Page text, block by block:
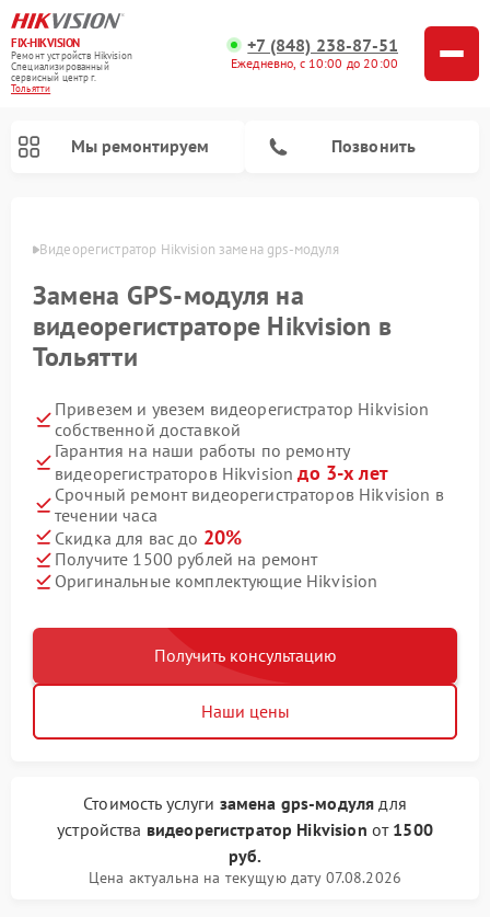
FIX-HIKVISION
Ремонт устройств Hikvision
Специализированный
cервисный центр г.
Тольятти
+7 (848) 238-87-51
Ежедневно, с 10:00 до 20:00
Мы ремонтируем Позвонить
Видеорегистратор Hikvision замена gps-модуля
Замена GPS-модуля на
видеорегистраторе Hikvision в
Тольятти
Привезем и увезем видеорегистратор Hikvision
собственной доставкой
Гарантия на наши работы по ремонту
видеорегистраторов Hikvisionдо 3-х лет
Срочный ремонт видеорегистраторов Hikvision в
течении часа
Скидка для вас до 20%
Получите 1500 рублей на ремонт
Оригинальные комплектующие Hikvision
Получить консультацию
Наши цены
Стоимость услуги замена gps-модуля для
устройства видеорегистратор Hikvision от 1500
руб.
Цена актуальна на текущую дату 07.08.2026